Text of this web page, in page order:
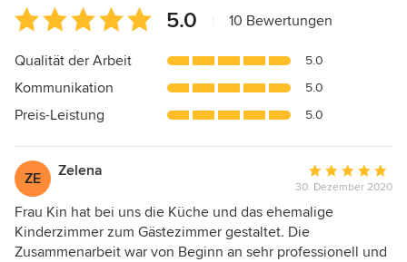
Durchschnittliche
Bewertung:
5
5
Sternen
5.0 10 Bewertungen
Qualität der Arbeit 5.0
Kommunikation 5.0
Preis-Leistung 5.0
ZE Zelena
Bewertung:
5
von
5
30. Dezember 2020
Frau Kin hat bei uns die Küche und das ehemalige
Kinderzimmer zum Gästezimmer gestaltet. Die
Zusammenarbeit war von Beginn an sehr professionell und